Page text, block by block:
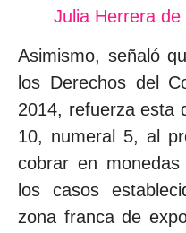
Julia Herrera de
Asimismo, señaló
los Derechos del
2014, refuerza esta
10, numeral 5, al
cobrar en
los casos
zona franca de